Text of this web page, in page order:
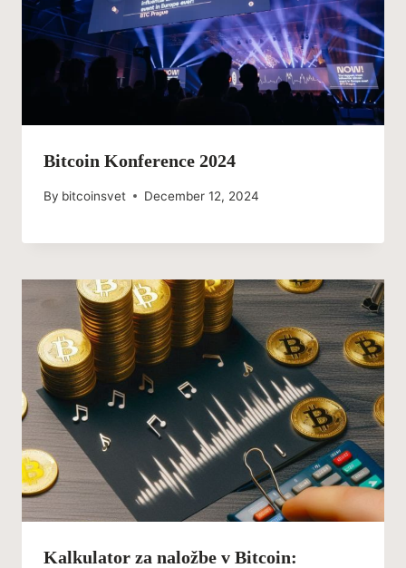
Bitcoin Konference 2024
By bitcoinsvet December 12, 2024
Kalkulator za naložbe v Bitcoin: